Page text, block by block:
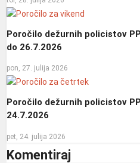
Poročilo dežurnih policistov
do 26.7.2026
pon, 27. julija 2026
Poročilo dežurnih policistov
24.7.2026
pet, 24. julija 2026
Komentiraj